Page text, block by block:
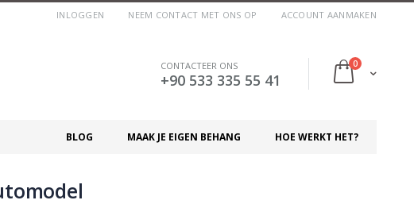
INLOGGEN NEEM CONTACT MET ONS OP ACCOUNT AANMAKEN
Cart
0producten
CONTACTEER ONS
+90 533 335 55 41
HOE WERKT HET?
MAAK JE EIGEN BEHANG
BLOG